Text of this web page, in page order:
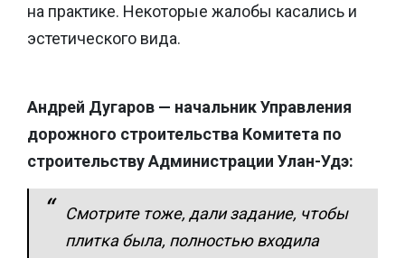
на практике. Некоторые жалобы касались и
эстетического вида.
Андрей Дугаров — начальник Управления
дорожного строительства Комитета по
строительству Администрации Улан-Удэ:
Смотрите тоже, дали задание, чтобы
плитка была, полностью входила